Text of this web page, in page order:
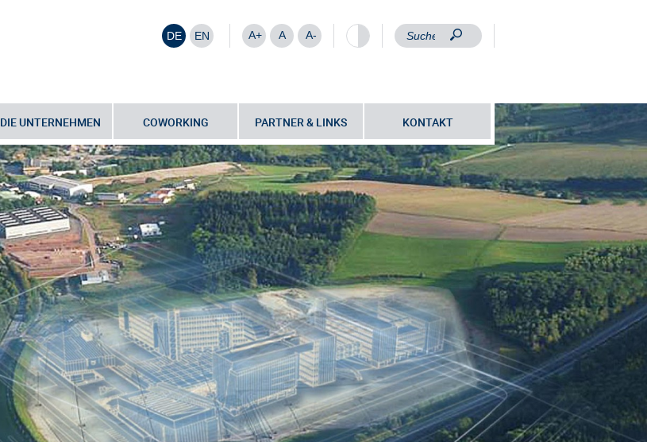
DE EN A+ A A-
DIE UNTERNEHMEN COWORKING PARTNER & LINKS KONTAKT